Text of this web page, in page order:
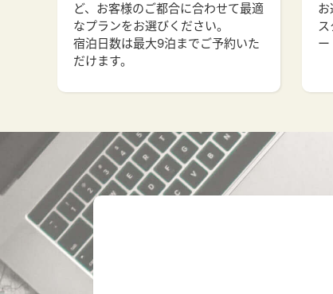
ど、お客様のご都合に合わせて最適
なプランをお選びください。
宿泊日数は最大9泊までご予約いた
だけます。
お
ー